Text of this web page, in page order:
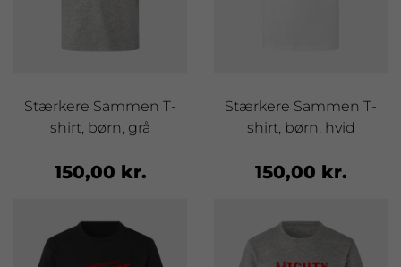
Stærkere Sammen T-
shirt, børn, grå
150,00 kr.
Stærkere Sammen T-
shirt, børn, hvid
150,00 kr.